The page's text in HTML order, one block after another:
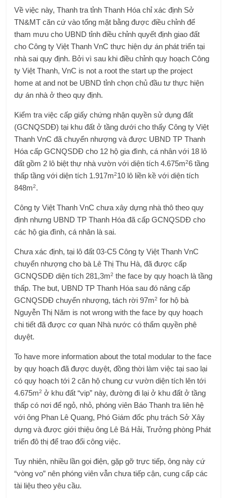
Về việc này, Thanh tra tỉnh Thanh Hóa chỉ xác định Sở
TN&MT căn cứ vào tổng mặt bằng được điều chỉnh để
tham mưu cho UBND tỉnh điều chỉnh quyết định giao đất
cho Công ty Việt Thanh VnC thực hiện dự án phát triển tại
nhà sai quy định. Bởi vì sau khi điều chỉnh quy hoạch Công
ty Việt Thanh, VnC is not a root the start up the project
home at and not be UBND tỉnh chọn chủ đầu tư thực hiện
dự án nhà ở theo quy định.
Kiểm tra việc cấp giấy chứng nhận quyền sử dụng đất
(GCNQSDĐ) tại khu đất ở tầng dưới cho thấy Công ty Việt
Thanh VnC đã chuyển nhượng và được UBND TP Thanh
Hóa cấp GCNQSDĐ cho 12 hộ gia đình, cá nhân với 18 lô
đất gồm 2 lô biệt thự nhà vườn với diện tích 4.675m26 tầng
thấp tầng với diện tích 1.917m210 lô liền kề với diện tích
848m2.
Công ty Việt Thanh VnC chưa xây dựng nhà thô theo quy
định nhưng UBND TP Thanh Hóa đã cấp GCNQSDĐ cho
các hộ gia đình, cá nhân là sai.
Chưa xác định, tại lô đất 03-C5 Công ty Việt Thanh VnC
chuyển nhượng cho bà Lê Thị Thu Hà, đã được cấp
GCNQSDĐ diện tích 281,3m2 the face by quy hoạch là tầng
thấp. The but, UBND TP Thanh Hóa sau đó nâng cấp
GCNQSDĐ chuyển nhượng, tách rời 97m2 for hộ bà
Nguyễn Thị Năm is not wrong with the face by quy hoạch
chi tiết đã được cơ quan Nhà nước có thẩm quyền phê
duyệt.
To have more information about the total modular to the face
by quy hoạch đã được duyệt, đồng thời làm việc tại sao lại
có quy hoạch tới 2 căn hộ chung cư vườn diện tích lên tới
4.675m2 ở khu đất “vip” này, đường đi lại ở khu đất ở tầng
thấp có nơi để ngỏ, nhỏ, phóng viên Báo Thanh tra liên hệ
với ông Phan Lê Quang, Phó Giám đốc phụ trách Sở Xây
dựng và được giới thiệu ông Lê Bá Hải, Trưởng phòng Phát
triển đô thị để trao đổi công việc.
Tuy nhiên, nhiều lần gọi điện, gặp gỡ trực tiếp, ông này cứ
“vòng vo” nên phóng viên vẫn chưa tiếp cận, cung cấp các
tài liệu theo yêu cầu.